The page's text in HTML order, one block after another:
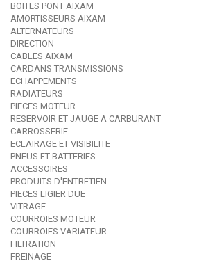
BOITES PONT AIXAM
AMORTISSEURS AIXAM
ALTERNATEURS
DIRECTION
CABLES AIXAM
CARDANS TRANSMISSIONS
ECHAPPEMENTS
RADIATEURS
PIECES MOTEUR
RESERVOIR ET JAUGE A CARBURANT
CARROSSERIE
ECLAIRAGE ET VISIBILITE
PNEUS ET BATTERIES
ACCESSOIRES
PRODUITS D'ENTRETIEN
PIECES LIGIER DUE
VITRAGE
COURROIES MOTEUR
COURROIES VARIATEUR
FILTRATION
FREINAGE